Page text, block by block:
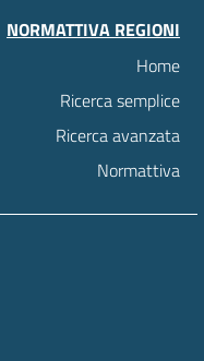
NORMATTIVA REGIONI
Home
Ricerca semplice
Ricerca avanzata
Normattiva